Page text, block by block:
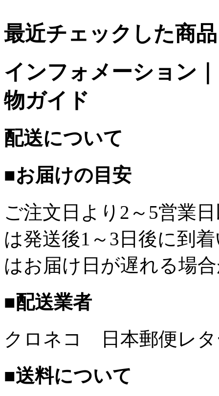
最近チェックした商品
インフォメーション
物ガイド
配送について
■お届けの目安
ご注文日より2～5営業
は発送後1～3日後に到
はお届け日が遅れる場
■配送業者
クロネコ 日本郵便レ
■送料について